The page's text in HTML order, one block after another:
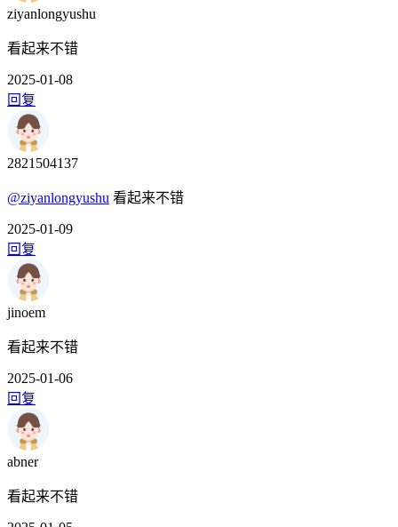
ziyanlongyushu
看起来不错
2025-01-08
回复
2821504137
@ziyanlongyushu 看起来不错
2025-01-09
回复
jinoem
看起来不错
2025-01-06
回复
abner
看起来不错